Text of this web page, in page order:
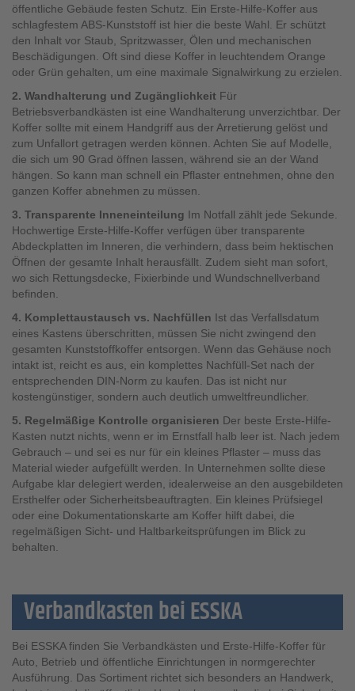
öffentliche Gebäude festen Schutz. Ein Erste-Hilfe-Koffer aus
schlagfestem ABS-Kunststoff ist hier die beste Wahl. Er schützt
den Inhalt vor Staub, Spritzwasser, Ölen und mechanischen
Beschädigungen. Oft sind diese Koffer in leuchtendem Orange
oder Grün gehalten, um eine maximale Signalwirkung zu erzielen.
2. Wandhalterung und Zugänglichkeit Für
Betriebsverbandkästen ist eine Wandhalterung unverzichtbar. Der
Koffer sollte mit einem Handgriff aus der Arretierung gelöst und
zum Unfallort getragen werden können. Achten Sie auf Modelle,
die sich um 90 Grad öffnen lassen, während sie an der Wand
hängen. So kann man schnell ein Pflaster entnehmen, ohne den
ganzen Koffer abnehmen zu müssen.
3. Transparente Inneneinteilung Im Notfall zählt jede Sekunde.
Hochwertige Erste-Hilfe-Koffer verfügen über transparente
Abdeckplatten im Inneren, die verhindern, dass beim hektischen
Öffnen der gesamte Inhalt herausfällt. Zudem sieht man sofort,
wo sich Rettungsdecke, Fixierbinde und Wundschnellverband
befinden.
4. Komplettaustausch vs. Nachfüllen Ist das Verfallsdatum
eines Kastens überschritten, müssen Sie nicht zwingend den
gesamten Kunststoffkoffer entsorgen. Wenn das Gehäuse noch
intakt ist, reicht es aus, ein komplettes Nachfüll-Set nach der
entsprechenden DIN-Norm zu kaufen. Das ist nicht nur
kostengünstiger, sondern auch deutlich umweltfreundlicher.
5. Regelmäßige Kontrolle organisieren Der beste Erste-Hilfe-
Kasten nutzt nichts, wenn er im Ernstfall halb leer ist. Nach jedem
Gebrauch – und sei es nur für ein kleines Pflaster – muss das
Material wieder aufgefüllt werden. In Unternehmen sollte diese
Aufgabe klar delegiert werden, idealerweise an den ausgebildeten
Ersthelfer oder Sicherheitsbeauftragten. Ein kleines Prüfsiegel
oder eine Dokumentationskarte am Koffer hilft dabei, die
regelmäßigen Sicht- und Haltbarkeitsprüfungen im Blick zu
behalten.
Verbandkasten bei ESSKA
Bei ESSKA finden Sie Verbandkästen und Erste-Hilfe-Koffer für
Auto, Betrieb und öffentliche Einrichtungen in normgerechter
Ausführung. Das Sortiment richtet sich besonders an Handwerk,